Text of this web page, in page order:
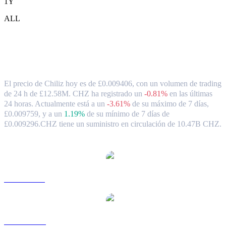
ALL
El precio de Chiliz hoy es de £0.009406, con un volumen de trading
de 24 h de £12.58M. CHZ ha registrado un -0.81% en las últimas
24 horas. Actualmente está a un -3.61% de su máximo de 7 días,
£0.009759, y a un 1.19% de su mínimo de 7 días de
£0.009296.CHZ tiene un suministro en circulación de 10.47B CHZ.